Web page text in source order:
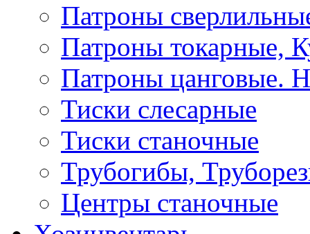
Патроны
Патроны токарные,
Патроны цанговые.
Тиски слесарные
Тиски станочные
Трубогибы,
Центры станочные